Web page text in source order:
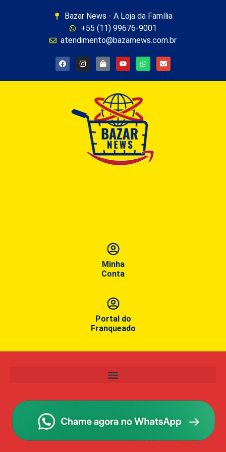
Bazar News - A Loja da Família
+55 (11) 99676-9001
atendimento@bazarnews.com.br
Minha
Conta
Portal do
Franqueado